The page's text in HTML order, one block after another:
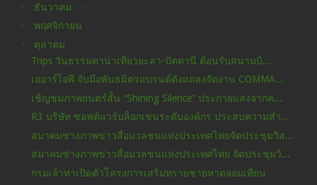
ธันวาคม
พฤศจิกายน
ตุลาคม
Trips วันธรรมดาน่าเที่ยวยะลา-ปัตตานี ต้อนรับสนามบิ...
เออาร์ไอพี จับมือพันธมิตรแบรนด์ดังแถลงจัดงาน COMMA...
เชิญชมภาพยนตร์สั้น “Shining Silence” ประกายแสงจากค...
R3 บริษัท ซอฟต์แวร์บล็อกเชนระดับองค์กร ประสบความสำ...
สมาคมช่างภาพข่าวสื่อมวลชนแห่งประเทศไทยจัดประชุมวิส...
สมาคมช่างภาพข่าวสื่อมวลชนแห่งประเทศไทย จัดประชุมวิ...
กรมเจ้าท่าเปิดตัวโครงการเสริมทรายชายหาดจอมเทียน